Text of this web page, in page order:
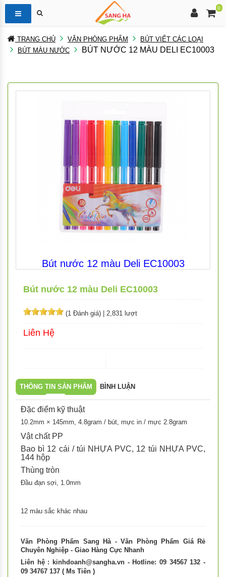
0
TRANG CHỦ VĂN PHÒNG PHẨM
BÚT VIẾT CÁC LOẠI
BÚT MÀU NƯỚC
BÚT NƯỚC 12 MÀU DELI EC10003
Bút nước 12 màu Deli EC10003
Bút nước 12 màu Deli EC10003
(1 Đánh giá) 2,831 lượt
Liên Hệ
THÔNG TIN SẢN PHẨM BÌNH LUẬN
Đặc điểm kỹ thuật
10.2mm × 145mm, 4.8gram / bút, mực in / mực 2.8gram
Vật chất PP
Bao bì 12 cái / túi NHỰA PVC, 12 túi NHỰA PVC,
144 hộp
Thùng tròn
Đầu đạn sợi, 1.0mm
12 màu sắc khác nhau
Văn Phòng Phẩm Sang Hà - Văn Phòng Phẩm Giá Rẻ
Chuyên Nghiệp - Giao Hàng Cực Nhanh
Liên hệ : kinhdoanh@sangha.vn - Hotline: 09 34567 132 -
09 34767 137 ( Ms Tiên )